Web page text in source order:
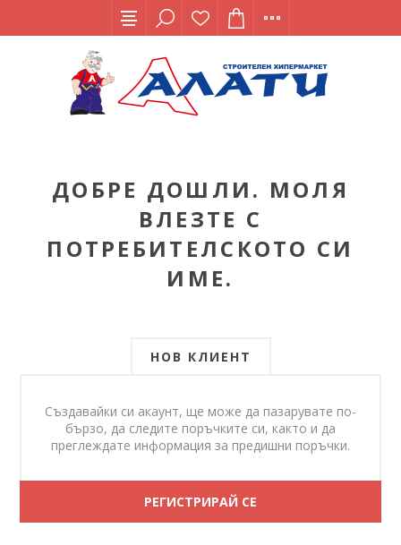
ДОБРЕ ДОШЛИ. МОЛЯ
ВЛЕЗТЕ С
ПОТРЕБИТЕЛСКОТО СИ
ИМЕ.
НОВ КЛИЕНТ
Създавайки си акаунт, ще може да пазарувате по-
бързо, да следите поръчките си, както и да
преглеждате информация за предишни поръчки.